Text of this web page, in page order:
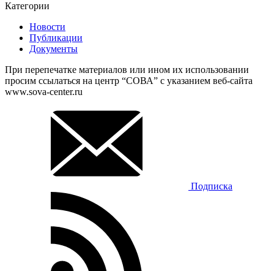
Категории
Новости
Публикации
Документы
При перепечатке материалов или ином их использовании
просим ссылаться на центр “СОВА” с указанием веб-сайта
www.sova-center.ru
Подписка